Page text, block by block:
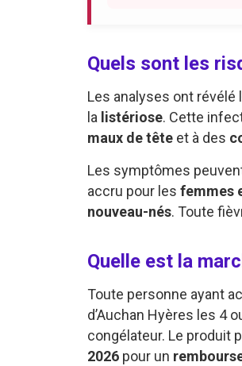
Quels sont les
Les analyses ont révélé
la listériose. Cette
maux de tête et à des
Les symptômes
accru pour les femmes
nouveau-nés. Toute
Quelle est la
Toute personne ayant
d’Auchan Hyères les 4
congélateur. Le produit
2026 pour un